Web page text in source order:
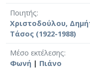
Ποιητής
Χριστοδούλου,
Τάσος (1922-1988)
Μέσο εκτέλεσης
Φωνή | Πιάνο